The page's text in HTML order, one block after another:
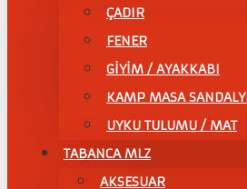
ÇADIR
FENER
GİYİM / AYAKKABI
KAMP MASA
UYKU TULUMU / MAT
TABANCA MLZ
AKSESUAR